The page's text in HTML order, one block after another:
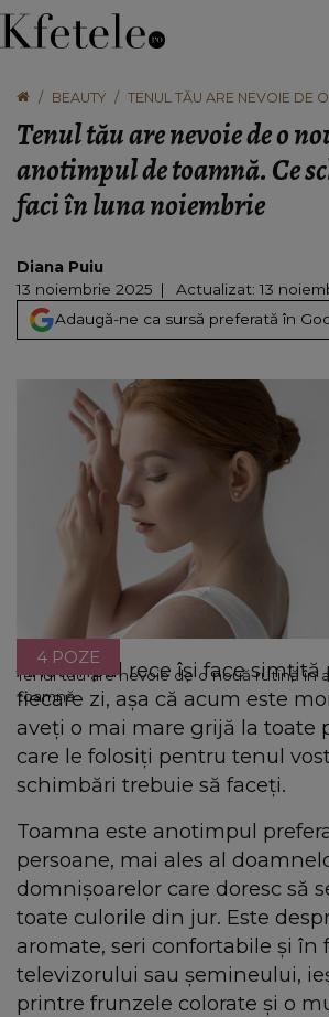
BEAUTY
TENUL TĂU ARE NEVOIE DE
ÎN LUNA NOIEMBRIE
Tenul tău are nevoie de o
anotimpul de toamnă. Ce
faci în luna noiembrie
Diana Puiu
13 noiembrie 2025
Actualizat: 13
Adaugă-ne ca sursă preferată în
Tenul tău are nevoie de o nouă rutină în
toamnă
4 POZE
Anotimpul rece își face simțită
fiecare zi, așa că acum este
aveți o mai mare grijă la toate
care le folosiți pentru tenul
schimbări trebuie să faceți.
Toamna este anotimpul
persoane, mai ales al
domnișoarelor care doresc să
toate culorile din jur. Este
aromate, seri confortabile și în
televizorului sau șemineului,
printre frunzele colorate și o